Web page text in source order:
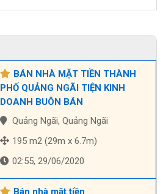
BÁN NHÀ MẶT TIỀN THÀNH
PHỐ QUẢNG NGÃI TIỆN KINH
DOANH BUÔN BÁN
Quảng Ngãi, Quảng Ngãi
195 m2 (29m x 6.7m)
02:55, 29/06/2020
Bán nhà mặt tiền